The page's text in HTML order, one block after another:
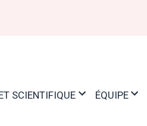
SCIENTIFIQUE ÉQUIPE